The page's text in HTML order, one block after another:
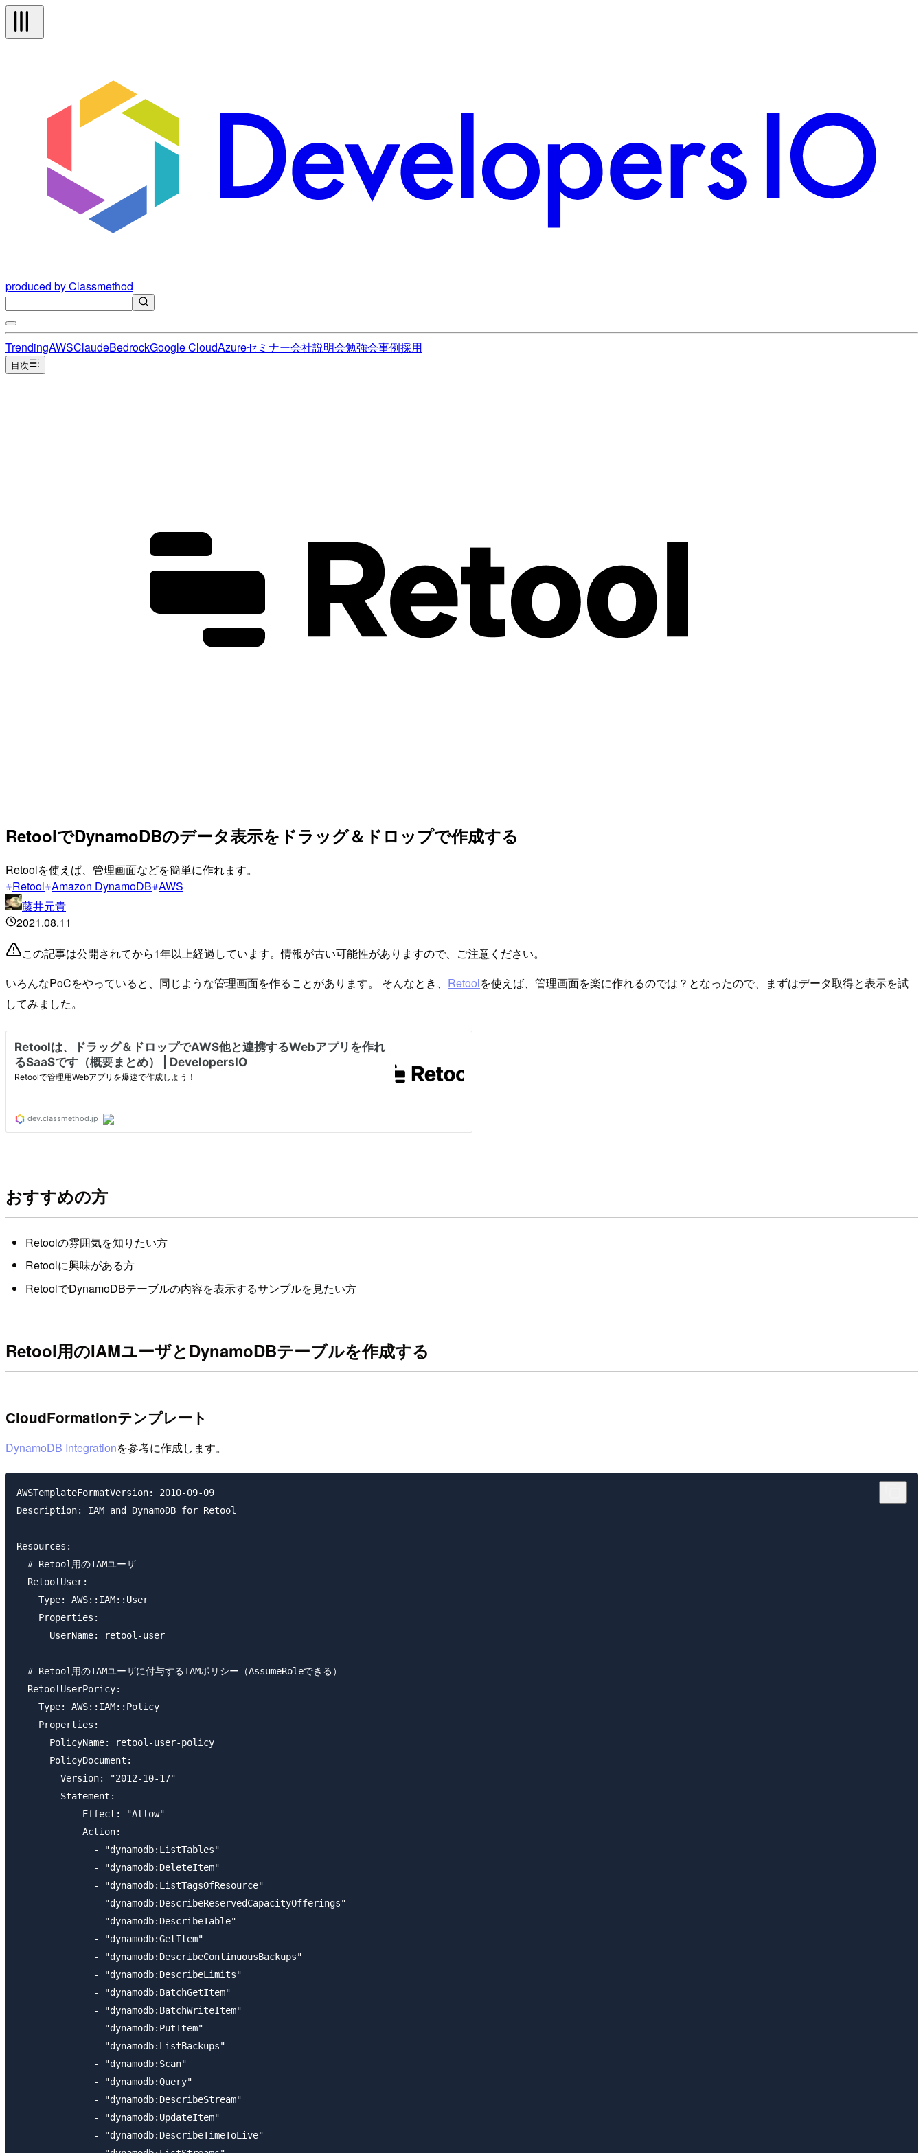
produced by Classmethod
TrendingAWSClaudeBedrockGoogle CloudAzureセミナー会社説明会勉強会事例採用
目次
RetoolでDynamoDBのデータ表示をドラッグ＆ドロップで作成する
Retoolを使えば、管理画面などを簡単に作れます。
Retool Amazon DynamoDB AWS
藤井元貴
2021.08.11
この記事は公開されてから1年以上経過しています。情報が古い可能性がありますので、ご注意ください。
いろんなPoCをやっていると、同じような管理画面を作ることがあります。 そんなとき、 Retoolを使えば、管理画面を楽に作れるのでは？となったので、まずはデータ取得と表示を試
してみました。
おすすめの方
Retoolの雰囲気を知りたい方
Retoolに興味がある方
RetoolでDynamoDBテーブルの内容を表示するサンプルを見たい方
Retool用のIAMユーザとDynamoDBテーブルを作成する
CloudFormationテンプレート
DynamoDB Integrationを参考に作成します。
AWSTemplateFormatVersion: 2010-09-09
Description: IAM and DynamoDB for Retool
Resources:
  # Retool用のIAMユーザ
  RetoolUser:
    Type: AWS::IAM::User
    Properties:
      UserName: retool-user
  # Retool用のIAMユーザに付与するIAMポリシー（AssumeRoleできる）
  RetoolUserPoricy:
    Type: AWS::IAM::Policy
    Properties:
      PolicyName: retool-user-policy
      PolicyDocument:
        Version: "2012-10-17"
        Statement:
          - Effect: "Allow"
            Action:
              - "dynamodb:ListTables"
              - "dynamodb:DeleteItem"
              - "dynamodb:ListTagsOfResource"
              - "dynamodb:DescribeReservedCapacityOfferings"
              - "dynamodb:DescribeTable"
              - "dynamodb:GetItem"
              - "dynamodb:DescribeContinuousBackups"
              - "dynamodb:DescribeLimits"
              - "dynamodb:BatchGetItem"
              - "dynamodb:BatchWriteItem"
              - "dynamodb:PutItem"
              - "dynamodb:ListBackups"
              - "dynamodb:Scan"
              - "dynamodb:Query"
              - "dynamodb:DescribeStream"
              - "dynamodb:UpdateItem"
              - "dynamodb:DescribeTimeToLive"